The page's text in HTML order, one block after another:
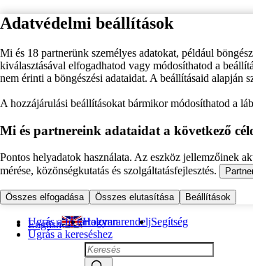
Adatvédelmi beállítások
Mi és 18 partnerünk személyes adatokat, például
kiválasztásával elfogadhatod vagy módosíthatod a
nem érinti a böngészési adataidat. A beállításaid alapján
A hozzájárulási beállításokat bármikor módosíthatod a
Mi és partnereink adataidat a következő
Pontos helyadatok használata. Az eszköz jellemzőinek
mérése, közönségkutatás és szolgáltatásfejlesztés.
Összes elfogadása Összes elutasítása Beállítások
Ugrás a fő tartalomra
Ugrás a kereséshez
English Hogyan rendeljSegítség